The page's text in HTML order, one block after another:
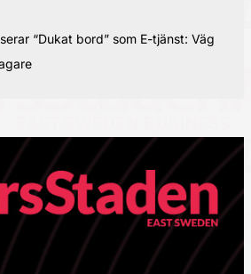
“Dukat bord” som E-tjänst: Väg